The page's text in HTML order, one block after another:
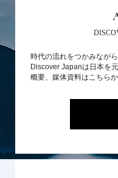
時代の流れをつかみなが
Discover Japanは日本を
概要、媒体資料はこちら